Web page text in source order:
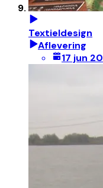
Textieldesign
Aflevering
17 jun 20